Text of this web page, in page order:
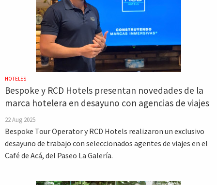
HOTELES
Bespoke y RCD Hotels presentan novedades de la
marca hotelera en desayuno con agencias de viajes
22 Aug 2025
Bespoke Tour Operator y RCD Hotels realizaron un exclusivo
desayuno de trabajo con seleccionados agentes de viajes en el
Café de Acá, del Paseo La Galería.